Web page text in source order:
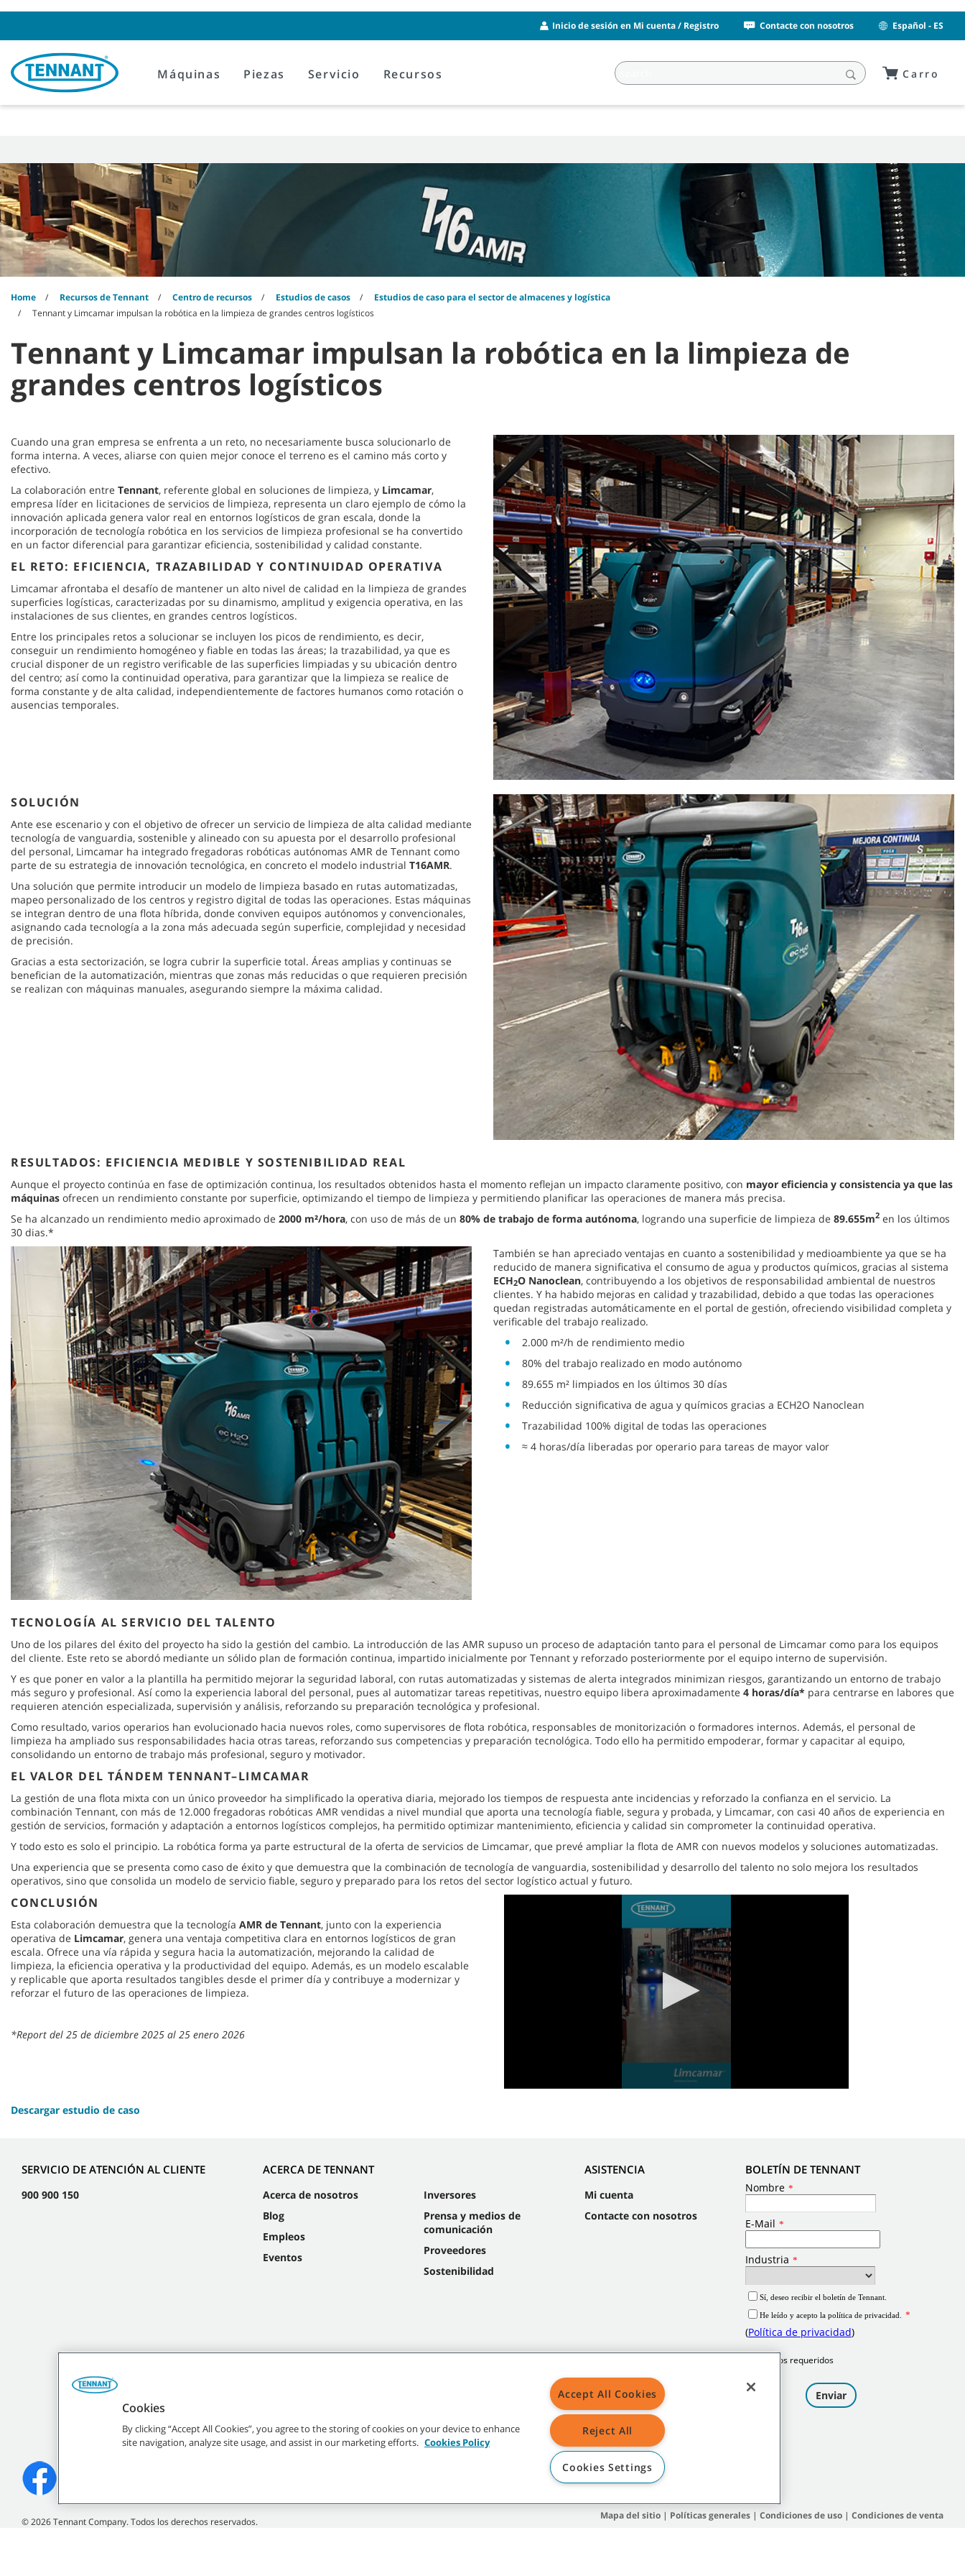
Inicio de sesión en Mi cuenta / Registro Contacte con nosotros Español - ES
Máquinas Piezas Servicio Recursos Carro
Home Recursos de Tennant Centro de recursos Estudios de casos
Estudios de caso para el sector de almacenes y logística
Tennant y Limcamar impulsan la robótica en la limpieza de grandes centros logísticos
Tennant y Limcamar impulsan la robótica en la limpieza de
grandes centros logísticos
Cuando una gran empresa se enfrenta a un reto, no necesariamente busca solucionarlo de
forma interna. A veces, aliarse con quien mejor conoce el terreno es el camino más corto y
efectivo.
La colaboración entre Tennant, referente global en soluciones de limpieza, y Limcamar,
empresa líder en licitaciones de servicios de limpieza, representa un claro ejemplo de cómo la
innovación aplicada genera valor real en entornos logísticos de gran escala, donde la
incorporación de tecnología robótica en los servicios de limpieza profesional se ha convertido
en un factor diferencial para garantizar eficiencia, sostenibilidad y calidad constante.
EL RETO: EFICIENCIA, TRAZABILIDAD Y CONTINUIDAD OPERATIVA
Limcamar afrontaba el desafío de mantener un alto nivel de calidad en la limpieza de grandes
superficies logísticas, caracterizadas por su dinamismo, amplitud y exigencia operativa, en las
instalaciones de sus clientes, en grandes centros logísticos.
Entre los principales retos a solucionar se incluyen los picos de rendimiento, es decir,
conseguir un rendimiento homogéneo y fiable en todas las áreas; la trazabilidad, ya que es
crucial disponer de un registro verificable de las superficies limpiadas y su ubicación dentro
del centro; así como la continuidad operativa, para garantizar que la limpieza se realice de
forma constante y de alta calidad, independientemente de factores humanos como rotación o
ausencias temporales.
SOLUCIÓN
Ante ese escenario y con el objetivo de ofrecer un servicio de limpieza de alta calidad mediante
tecnología de vanguardia, sostenible y alineado con su apuesta por el desarrollo profesional
del personal, Limcamar ha integrado fregadoras robóticas autónomas AMR de Tennant como
parte de su estrategia de innovación tecnológica, en concreto el modelo industrial T16AMR.
Una solución que permite introducir un modelo de limpieza basado en rutas automatizadas,
mapeo personalizado de los centros y registro digital de todas las operaciones. Estas máquinas
se integran dentro de una flota híbrida, donde conviven equipos autónomos y convencionales,
asignando cada tecnología a la zona más adecuada según superficie, complejidad y necesidad
de precisión.
Gracias a esta sectorización, se logra cubrir la superficie total. Áreas amplias y continuas se
benefician de la automatización, mientras que zonas más reducidas o que requieren precisión
se realizan con máquinas manuales, asegurando siempre la máxima calidad.
RESULTADOS: EFICIENCIA MEDIBLE Y SOSTENIBILIDAD REAL
Aunque el proyecto continúa en fase de optimización continua, los resultados obtenidos hasta el momento reflejan un impacto claramente positivo, con mayor eficiencia y consistencia ya que las
máquinas ofrecen un rendimiento constante por superficie, optimizando el tiempo de limpieza y permitiendo planificar las operaciones de manera más precisa.
Se ha alcanzado un rendimiento medio aproximado de 2000 m²/hora, con uso de más de un 80% de trabajo de forma autónoma, logrando una superficie de limpieza de 89.655m2 en los últimos
30 dias.*
También se han apreciado ventajas en cuanto a sostenibilidad y medioambiente ya que se ha
reducido de manera significativa el consumo de agua y productos químicos, gracias al sistema
ECH2O Nanoclean, contribuyendo a los objetivos de responsabilidad ambiental de nuestros
clientes. Y ha habido mejoras en calidad y trazabilidad, debido a que todas las operaciones
quedan registradas automáticamente en el portal de gestión, ofreciendo visibilidad completa y
verificable del trabajo realizado.
2.000 m²/h de rendimiento medio
80% del trabajo realizado en modo autónomo
89.655 m² limpiados en los últimos 30 días
Reducción significativa de agua y químicos gracias a ECH2O Nanoclean
Trazabilidad 100% digital de todas las operaciones
≈ 4 horas/día liberadas por operario para tareas de mayor valor
TECNOLOGÍA AL SERVICIO DEL TALENTO
Uno de los pilares del éxito del proyecto ha sido la gestión del cambio. La introducción de las AMR supuso un proceso de adaptación tanto para el personal de Limcamar como para los equipos
del cliente. Este reto se abordó mediante un sólido plan de formación continua, impartido inicialmente por Tennant y reforzado posteriormente por el equipo interno de supervisión.
Y es que poner en valor a la plantilla ha permitido mejorar la seguridad laboral, con rutas automatizadas y sistemas de alerta integrados minimizan riesgos, garantizando un entorno de trabajo
más seguro y profesional. Así como la experiencia laboral del personal, pues al automatizar tareas repetitivas, nuestro equipo libera aproximadamente 4 horas/día* para centrarse en labores que
requieren atención especializada, supervisión y análisis, reforzando su preparación tecnológica y profesional.
Como resultado, varios operarios han evolucionado hacia nuevos roles, como supervisores de flota robótica, responsables de monitorización o formadores internos. Además, el personal de
limpieza ha ampliado sus responsabilidades hacia otras tareas, reforzando sus competencias y preparación tecnológica. Todo ello ha permitido empoderar, formar y capacitar al equipo,
consolidando un entorno de trabajo más profesional, seguro y motivador.
EL VALOR DEL TÁNDEM TENNANT–LIMCAMAR
La gestión de una flota mixta con un único proveedor ha simplificado la operativa diaria, mejorado los tiempos de respuesta ante incidencias y reforzado la confianza en el servicio. La
combinación Tennant, con más de 12.000 fregadoras robóticas AMR vendidas a nivel mundial que aporta una tecnología fiable, segura y probada, y Limcamar, con casi 40 años de experiencia en
gestión de servicios, formación y adaptación a entornos logísticos complejos, ha permitido optimizar mantenimiento, eficiencia y calidad sin comprometer la continuidad operativa.
Y todo esto es solo el principio. La robótica forma ya parte estructural de la oferta de servicios de Limcamar, que prevé ampliar la flota de AMR con nuevos modelos y soluciones automatizadas.
Una experiencia que se presenta como caso de éxito y que demuestra que la combinación de tecnología de vanguardia, sostenibilidad y desarrollo del talento no solo mejora los resultados
operativos, sino que consolida un modelo de servicio fiable, seguro y preparado para los retos del sector logístico actual y futuro.
CONCLUSIÓN
Esta colaboración demuestra que la tecnología AMR de Tennant, junto con la experiencia
operativa de Limcamar, genera una ventaja competitiva clara en entornos logísticos de gran
escala. Ofrece una vía rápida y segura hacia la automatización, mejorando la calidad de
limpieza, la eficiencia operativa y la productividad del equipo. Además, es un modelo escalable
y replicable que aporta resultados tangibles desde el primer día y contribuye a modernizar y
reforzar el futuro de las operaciones de limpieza.
*Report del 25 de diciembre 2025 al 25 enero 2026
Descargar estudio de caso
SERVICIO DE ATENCIÓN AL CLIENTE
900 900 150
ACERCA DE TENNANT
Acerca de nosotros
Blog
Empleos
Eventos
Inversores
Prensa y medios de
comunicación
Proveedores
Sostenibilidad
ASISTENCIA
Mi cuenta
Contacte con nosotros
BOLETÍN DE TENNANT
©2026Tennant Company. Todos los derechos reservados.
Mapa del sitio| Políticas generales| Condiciones de uso| Condiciones de venta
Cookies
By clicking “Accept All Cookies”, you agree to the storing of cookies on your device to enhance
site navigation, analyze site usage, and assist in our marketing efforts. Cookies Policy
Accept All Cookies
Reject All
Cookies Settings